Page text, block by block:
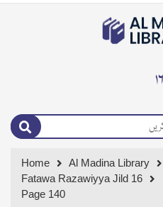
Home
Al Madina Library
Fatawa Razawiyya Jild 16
Page 140